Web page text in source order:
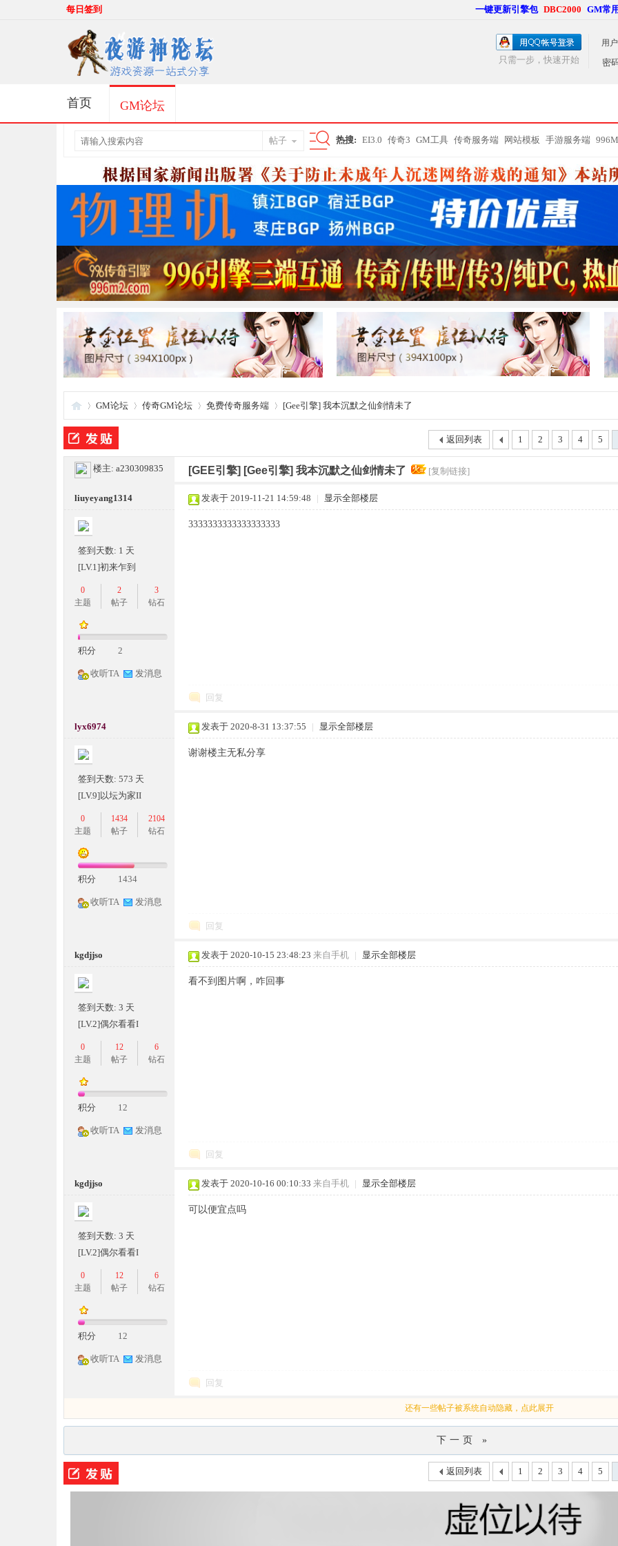
每日签到 一键更新引擎包 DBC2000 GM常
用
密
只需一步，快速开始
首页 GM论坛
帖子
索
热搜: EI3.0 传奇3 GM工具 传奇服务端 网站模板 手游服务端
夜
游
论
奇
»
GM论坛
›
传奇GM论坛
›
免费传奇服务端
›
[Gee引擎] 我本沉默之仙剑情未了
1 2 3 4 5
返回列表
楼主: a230309835 [GEE引擎] [Gee引擎] 我本沉默之仙剑情未了 [复制链接]
liuyeyang1314
签到天数: 1 天
[LV.1]初来乍到
0
主题
2
帖子
3
钻石
积分 2
收听TA 发消息
发表于 2019-11-21 14:59:48 | 显示全部楼层
3333333333333333333
回复
lyx6974
签到天数: 573 天
[LV.9]以坛为家II
0
主题
1434
帖子
2104
钻石
积分 1434
收听TA 发消息
发表于 2020-8-31 13:37:55 | 显示全部楼层
谢谢楼主无私分享
回复
kgdjjso
签到天数: 3 天
[LV.2]偶尔看看I
0
主题
12
帖子
6
钻石
积分 12
收听TA 发消息
发表于 2020-10-15 23:48:23 来自手机 | 显示全部楼层
看不到图片啊，咋回事
回复
kgdjjso
签到天数: 3 天
[LV.2]偶尔看看I
0
主题
12
帖子
6
钻石
积分 12
收听TA 发消息
发表于 2020-10-16 00:10:33 来自手机 | 显示全部楼层
可以便宜点吗
回复
还有一些帖子被系统自动隐藏，点此展开
下一页 »
1 2 3 4 5
返回列表